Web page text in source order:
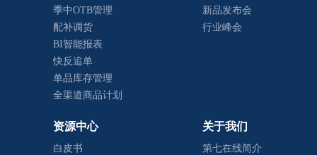
季中OTB管理
配补调货
BI智能报表
快反追单
单品库存管理
全渠道商品计划
新品发布会
行业峰会
资源中心
白皮书
关于我们
第七在线简介